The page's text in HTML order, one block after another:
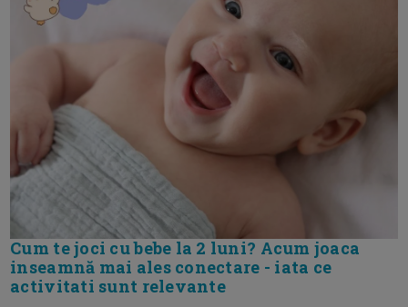
Cum te joci cu bebe la 2 luni? Acum joaca
inseamnă mai ales conectare - iata ce
activitati sunt relevante